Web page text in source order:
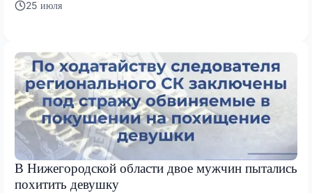
25 июля
В Нижегородской области двое мужчин пытались
похитить девушку